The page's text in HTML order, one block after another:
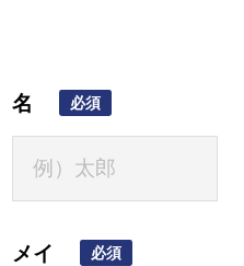
名 必須
メイ 必須